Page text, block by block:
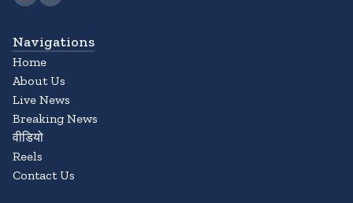
Navigations
Home
About Us
Live News
Breaking News
वीडियो
Reels
Contact Us